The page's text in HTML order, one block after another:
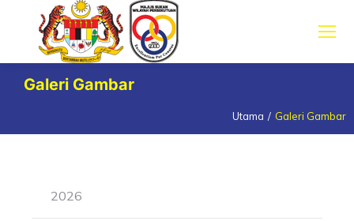
Galeri Gambar
Utama Galeri Gambar
2026